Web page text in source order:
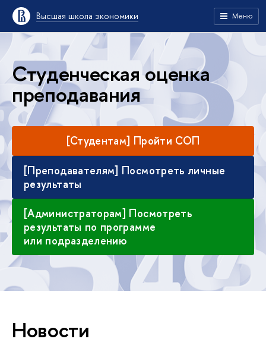
Высшая школа экономики Меню
Студенческая оценка
преподавания
[Студентам] Пройти СОП
[Преподавателям] Посмотреть личные
результаты
[Администраторам] Посмотреть
результаты по программе
или подразделению
Новости